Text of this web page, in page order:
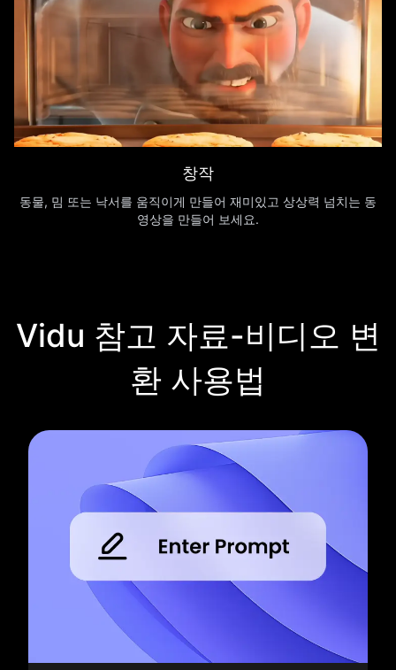
창작
동물, 밈 또는 낙서를 움직이게 만들어 재미있고 상상력 넘치는 동
영상을 만들어 보세요.
Vidu 참고 자료-비디오 변
환 사용법